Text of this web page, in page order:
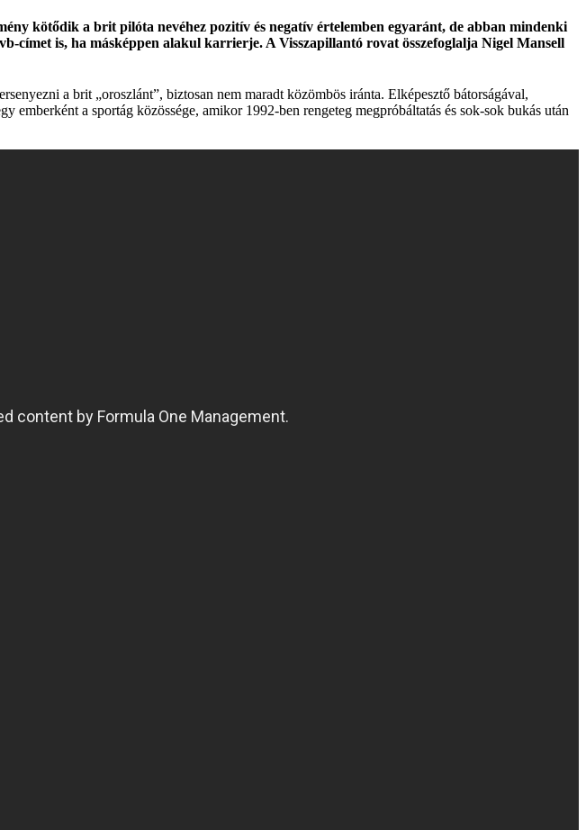
kötődik a brit pilóta nevéhez pozitív és negatív értelemben egyaránt, de abban mindenki
címet is, ha másképpen alakul karrierje. A Visszapillantó rovat összefoglalja Nigel Mansell
a brit „oroszlánt”, biztosan nem maradt közömbös iránta. Elképesztő bátorságával,
emberként a sportág közössége, amikor 1992-ben rengeteg megpróbáltatás és sok-sok bukás után